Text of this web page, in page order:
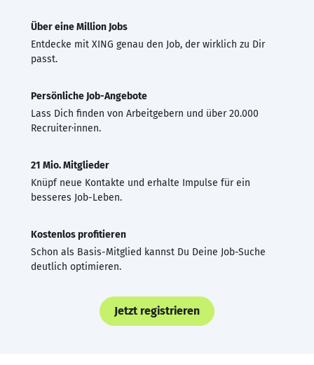
Über eine Million Jobs
Entdecke mit XING genau den Job, der wirklich zu Dir
passt.
Persönliche Job-Angebote
Lass Dich finden von Arbeitgebern und über 20.000
Recruiter·innen.
21 Mio. Mitglieder
Knüpf neue Kontakte und erhalte Impulse für ein
besseres Job-Leben.
Kostenlos profitieren
Schon als Basis-Mitglied kannst Du Deine Job-Suche
deutlich optimieren.
Jetzt registrieren